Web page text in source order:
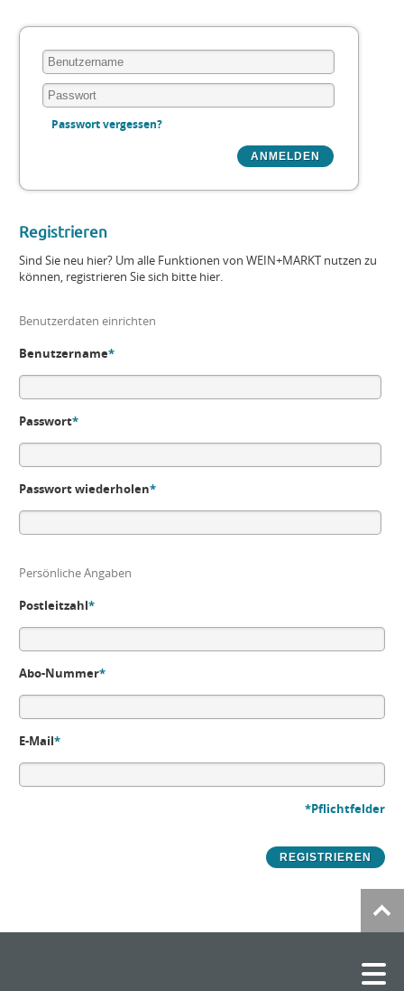
Passwort vergessen?
Registrieren
Sind Sie neu hier? Um alle Funktionen von WEIN+MARKT nutzen zu
können, registrieren Sie sich bitte hier.
Benutzerdaten einrichten
Benutzername*
Passwort*
Passwort wiederholen*
Persönliche Angaben
Postleitzahl*
Abo-Nummer*
E-Mail*
*Pflichtfelder